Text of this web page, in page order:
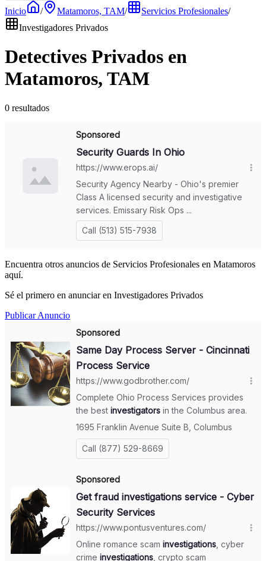
Inicio / Matamoros, TAM/ Servicios Profesionales/
Investigadores Privados
Detectives Privados en
Matamoros, TAM
0 resultados
Encuentra otros anuncios de Servicios Profesionales en Matamoros
aquí.
Sé el primero en anunciar en Investigadores Privados
Publicar Anuncio